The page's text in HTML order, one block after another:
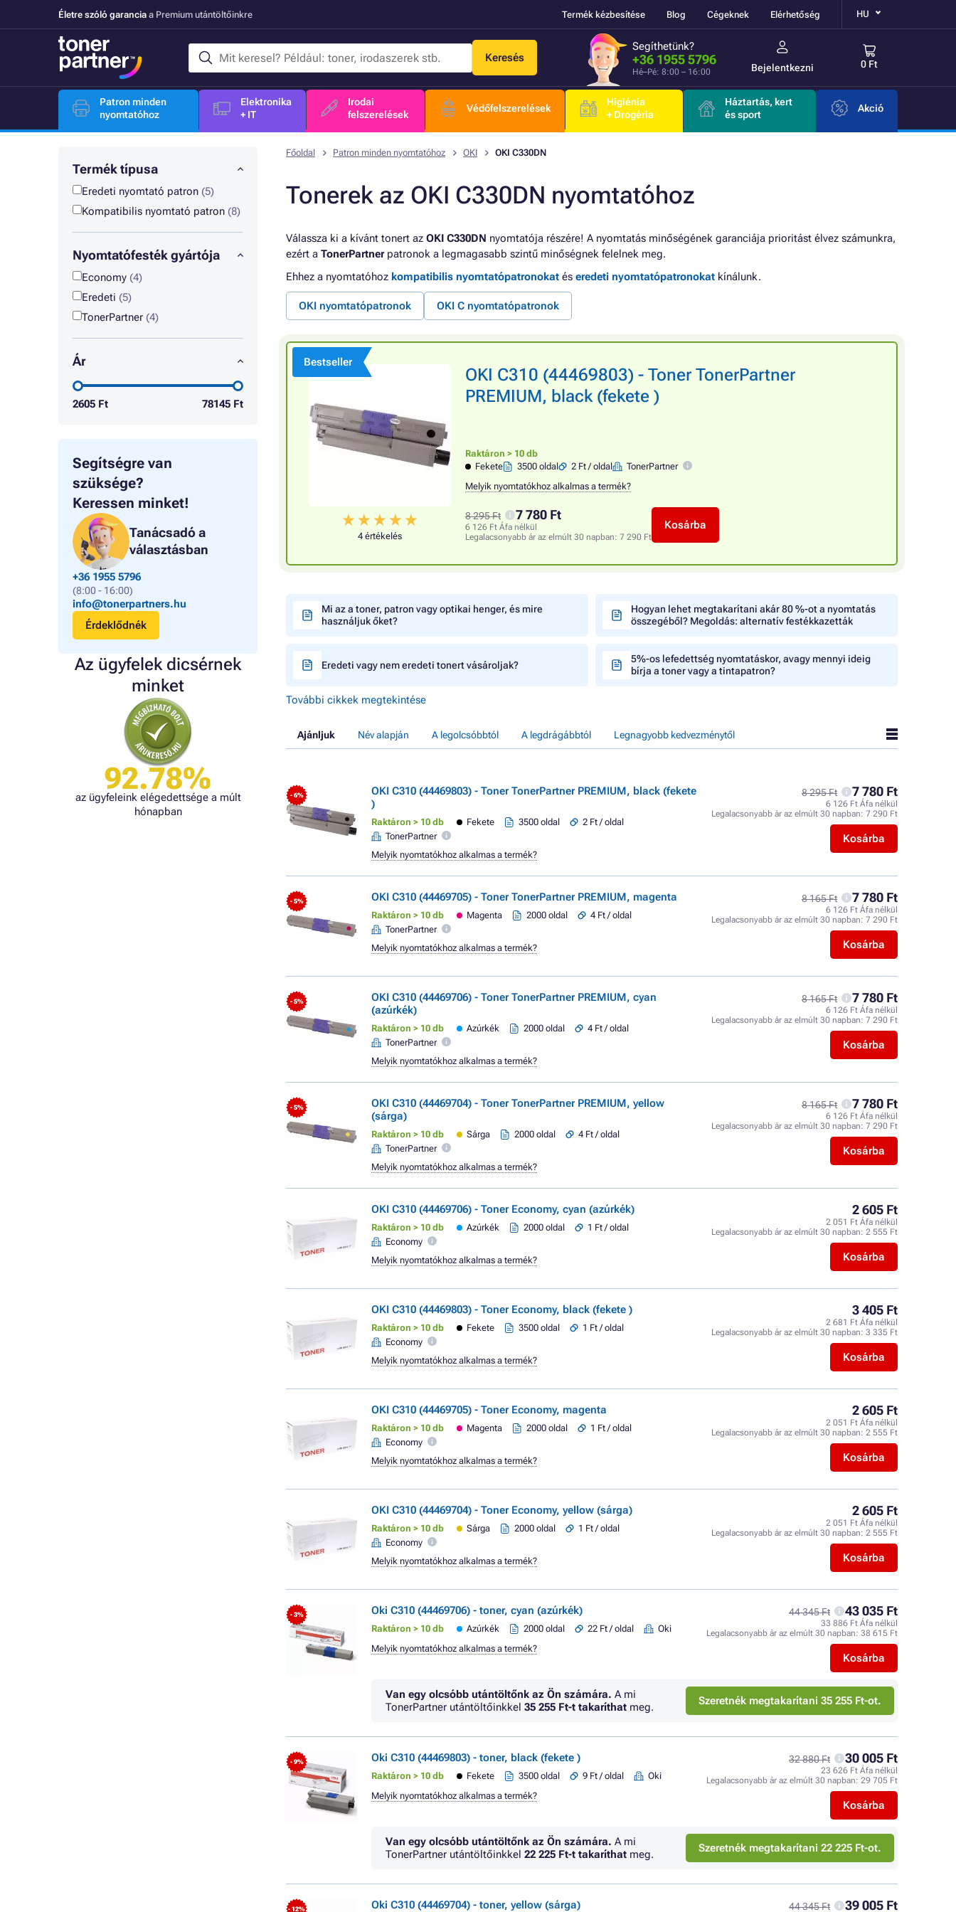
Életre szóló garancia a Premium utántöltőinkre Termék kézbesítése Blog Cégeknek Elérhetőség HU
Keresés
Segíthetünk?
+36 1955 5796
Hé–Pé: 8:00 – 16:00 Bejelentkezni 0 Ft
Patron minden
nyomtatóhoz
Elektronika
+ IT
Irodai
felszerelések
Védőfelszerelések
Higiénia
+ Drogéria
Háztartás, kert
és sport
Akció
Termék típusa
Eredeti nyomtató patron (5)
Kompatibilis nyomtató patron (8)
Nyomtatófesték gyártója
Economy (4)
Eredeti (5)
TonerPartner (4)
Ár
2605 Ft 78145 Ft
Segítségre van
szüksége?
Keressen minket!
Tanácsadó a
választásban
+36 1955 5796
(8:00 - 16:00)
info@tonerpartners.hu
Érdeklődnék
Az ügyfelek dicsérnek
minket
92.78%
az ügyfeleink elégedettsége a múlt
hónapban
Főoldal Patron minden nyomtatóhoz OKI OKI C330DN
Tonerek az OKI C330DN nyomtatóhoz
Válassza ki a kívánt tonert az OKI C330DN nyomtatója részére! A nyomtatás minőségének garanciája prioritást élvez számunkra,
ezért a TonerPartnerpatronok a legmagasabb szintű minőségnek felelnek meg.
Ehhez a nyomtatóhoz kompatibilis nyomtatópatronokat és eredeti nyomtatópatronokat kínálunk.
OKI nyomtatópatronok OKI C nyomtatópatronok
Bestseller
4 értékelés
OKI C310 (44469803) - Toner TonerPartner
PREMIUM, black (fekete )
Raktáron > 10 db
Fekete
3500 oldal 2 Ft / oldal
TonerPartner
Melyik nyomtatókhoz alkalmas a termék?
8 295 Ft 7 780 Ft
6 126 Ft Áfa nélkül
Legalacsonyabb ár az elmúlt 30 napban: 7 290 Ft
Kosárba
Mi az a toner, patron vagy optikai henger, és mire
használjuk őket?
Hogyan lehet megtakarítani akár 80 %-ot a nyomtatás
összegéből? Megoldás: alternatív festékkazetták
Eredeti vagy nem eredeti tonert vásároljak?
5%-os lefedettség nyomtatáskor, avagy mennyi ideig
bírja a toner vagy a tintapatron?
További cikkek megtekintése
Ajánljuk Név alapján A legolcsóbbtól A legdrágábbtól Legnagyobb kedvezménytől
- 6%
OKI C310 (44469803) - Toner TonerPartner PREMIUM, black (fekete
)
Raktáron > 10 db Fekete 3500 oldal
2 Ft / oldal
TonerPartner
8 295 Ft 7 780 Ft
6 126 Ft Áfa nélkül
Legalacsonyabb ár az elmúlt 30 napban: 7 290 Ft
Kosárba
Melyik nyomtatókhoz alkalmas a termék?
- 5% OKI C310 (44469705) - Toner TonerPartner PREMIUM, magenta
Raktáron > 10 db Magenta 2000 oldal
4 Ft / oldal
TonerPartner
8 165 Ft 7 780 Ft
6 126 Ft Áfa nélkül
Legalacsonyabb ár az elmúlt 30 napban: 7 290 Ft
Kosárba
Melyik nyomtatókhoz alkalmas a termék?
- 5%
OKI C310 (44469706) - Toner TonerPartner PREMIUM, cyan
(azúrkék)
Raktáron > 10 db Azúrkék 2000 oldal
4 Ft / oldal
TonerPartner
8 165 Ft 7 780 Ft
6 126 Ft Áfa nélkül
Legalacsonyabb ár az elmúlt 30 napban: 7 290 Ft
Kosárba
Melyik nyomtatókhoz alkalmas a termék?
- 5%
OKI C310 (44469704) - Toner TonerPartner PREMIUM, yellow
(sárga)
Raktáron > 10 db Sárga 2000 oldal
4 Ft / oldal
TonerPartner
8 165 Ft 7 780 Ft
6 126 Ft Áfa nélkül
Legalacsonyabb ár az elmúlt 30 napban: 7 290 Ft
Kosárba
Melyik nyomtatókhoz alkalmas a termék?
OKI C310 (44469706) - Toner Economy, cyan (azúrkék)
Raktáron > 10 db Azúrkék 2000 oldal
1 Ft / oldal
Economy
2 605 Ft
2 051 Ft Áfa nélkül
Legalacsonyabb ár az elmúlt 30 napban: 2 555 Ft
Kosárba
Melyik nyomtatókhoz alkalmas a termék?
OKI C310 (44469803) - Toner Economy, black (fekete )
Raktáron > 10 db Fekete 3500 oldal
1 Ft / oldal
Economy
3 405 Ft
2 681 Ft Áfa nélkül
Legalacsonyabb ár az elmúlt 30 napban: 3 335 Ft
Kosárba
Melyik nyomtatókhoz alkalmas a termék?
OKI C310 (44469705) - Toner Economy, magenta
Raktáron > 10 db Magenta 2000 oldal
1 Ft / oldal
Economy
2 605 Ft
2 051 Ft Áfa nélkül
Legalacsonyabb ár az elmúlt 30 napban: 2 555 Ft
Kosárba
Melyik nyomtatókhoz alkalmas a termék?
OKI C310 (44469704) - Toner Economy, yellow (sárga)
Raktáron > 10 db Sárga 2000 oldal
1 Ft / oldal
Economy
2 605 Ft
2 051 Ft Áfa nélkül
Legalacsonyabb ár az elmúlt 30 napban: 2 555 Ft
Kosárba
Melyik nyomtatókhoz alkalmas a termék?
- 3% Oki C310 (44469706) - toner, cyan (azúrkék)
Raktáron > 10 db Azúrkék 2000 oldal 22 Ft / oldal Oki
44 345 Ft 43 035 Ft
33 886 Ft Áfa nélkül
Legalacsonyabb ár az elmúlt 30 napban: 38 615 Ft
Kosárba
Melyik nyomtatókhoz alkalmas a termék?
Van egy olcsóbb utántöltőnk az Ön számára. A mi
TonerPartner utántöltőinkkel 35 255 Ft-t takaríthat meg. Szeretnék megtakarítani 35 255 Ft-ot.
- 9% Oki C310 (44469803) - toner, black (fekete )
Raktáron > 10 db Fekete 3500 oldal 9 Ft / oldal Oki
32 880 Ft 30 005 Ft
23 626 Ft Áfa nélkül
Legalacsonyabb ár az elmúlt 30 napban: 29 705 Ft
Kosárba
Melyik nyomtatókhoz alkalmas a termék?
Van egy olcsóbb utántöltőnk az Ön számára. A mi
TonerPartner utántöltőinkkel 22 225 Ft-t takaríthat meg. Szeretnék megtakarítani 22 225 Ft-ot.
- 12% Oki C310 (44469704) - toner, yellow (sárga) 44 345 Ft 39 005 Ft